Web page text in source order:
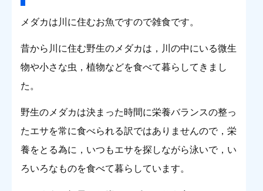
メダカは川に住むお魚ですので雑食です。
昔から川に住む野生のメダカは，川の中にいる微生
物や小さな虫，植物などを食べて暮らしてきまし
た。
野生のメダカは決まった時間に栄養バランスの整っ
たエサを常に食べられる訳ではありませんので，栄
養をとる為に，いつもエサを探しながら泳いで，い
ろいろなものを食べて暮らしています。